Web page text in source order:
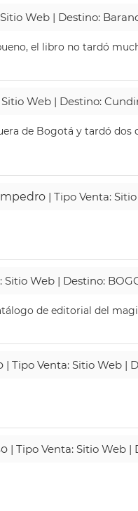
Web | Destino:
el libro no tardó
Sitio Web | Destino:
de Bogotá y tardó dos
| Tipo Venta:
Sitio Web | Destino:
de editorial del
| Tipo Venta: Sitio Web |
| Tipo Venta: Sitio Web